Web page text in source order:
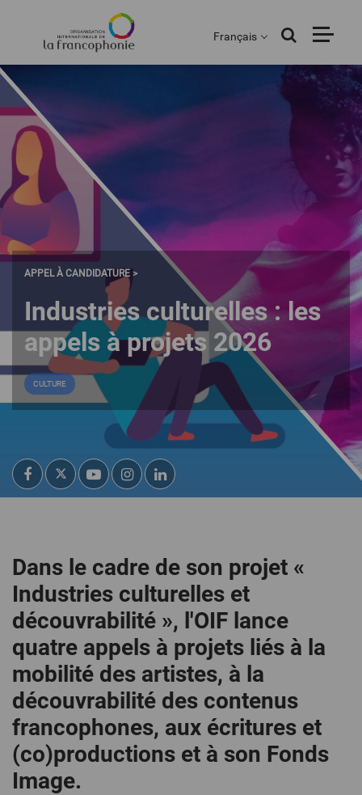
principal
Français
APPEL À CANDIDATURE >
Industries culturelles : les
appels à projets 2026
CULTURE
Dans le cadre de son projet «
Industries culturelles et
découvrabilité », l'OIF lance
quatre appels à projets liés à la
mobilité des artistes, à la
découvrabilité des contenus
francophones, aux écritures et
(co)productions et à son Fonds
Image.